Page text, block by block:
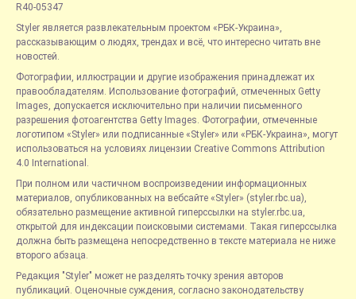
R40-05347
Styler является развлекательным проектом «РБК-Украина»,
рассказывающим о людях, трендах и всё, что интересно читать вне
новостей.
Фотографии, иллюстрации и другие изображения принадлежат их
правообладателям. Использование фотографий, отмеченных Getty
Images, допускается исключительно при наличии письменного
разрешения фотоагентства Getty Images. Фотографии, отмеченные
логотипом «Styler» или подписанные «Styler» или «РБК-Украина», могут
использоваться на условиях лицензии Creative Commons Attribution
4.0 International.
При полном или частичном воспроизведении информационных
материалов, опубликованных на вебсайте «Styler» (styler.rbc.ua),
обязательно размещение активной гиперссылки на styler.rbc.ua,
открытой для индексации поисковыми системами. Такая гиперссылка
должна быть размещена непосредственно в тексте материала не ниже
второго абзаца.
Редакция "Styler" может не разделять точку зрения авторов
публикаций. Оценочные суждения, согласно законодательству